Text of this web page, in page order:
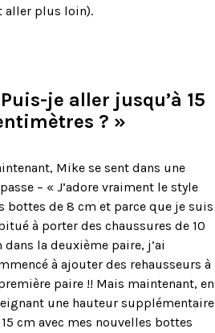
aller plus loin).
je aller jusqu’à 15
? »
Mike se sent dans une
– « J’adore vraiment le style
bottes de 8 cm et parce que je suis
à porter des chaussures de 10
dans la deuxième paire, j’ai
à ajouter des rehausseurs à
paire !! Mais maintenant, en
une hauteur supplémentaire
cm avec mes nouvelles bottes